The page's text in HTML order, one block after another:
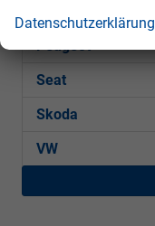
Peugeot
Seat
Skoda
VW
Datenschutzerklärung